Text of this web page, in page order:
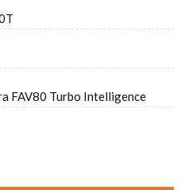
FAV80 Turbo Intelligence